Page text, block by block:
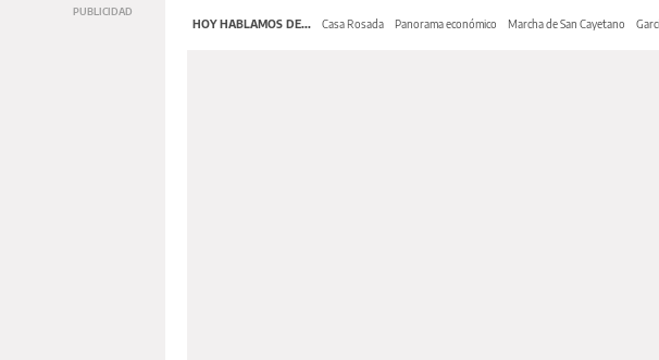
HOY HABLAMOS DE... Casa Rosada Panorama económico Marcha de San Cayetano